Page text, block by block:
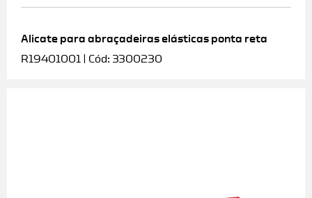
Alicate para abraçadeiras elásticas ponta reta
R19401001 | Cód: 3300230